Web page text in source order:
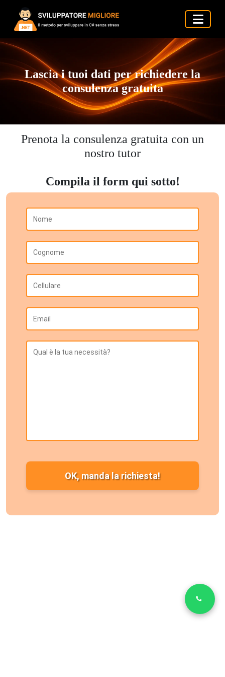
Lascia i tuoi dati per richiedere la
consulenza gratuita
Prenota la consulenza gratuita con un
nostro tutor
Compila il form qui sotto!
OK, manda la richiesta!